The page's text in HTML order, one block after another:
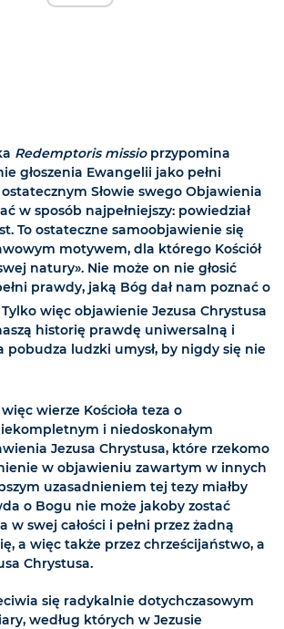
Redemptoris missioprzypomina
głoszenia Ewangelii jako pełni
Słowie swego Objawienia
w sposób najpełniejszy: powiedział
To ostateczne samoobjawienie się
motywem, dla którego Kościół
natury». Nie może on nie głosić
prawdy, jaką Bóg dał nam poznać o
Tylko więc objawienie Jezusa Chrystusa
historię prawdę uniwersalną i
pobudza ludzki umysł, by nigdy się nie
wierze Kościoła teza o
i niedoskonałym
Jezusa Chrystusa, które rzekomo
w objawieniu zawartym w innych
uzasadnieniem tej tezy miałby
o Bogu nie może jakoby zostać
w swej całości i pełni przez żadną
a więc także przez chrześcijaństwo, a
Chrystusa.
się radykalnie dotychczasowym
według których w Jezusie